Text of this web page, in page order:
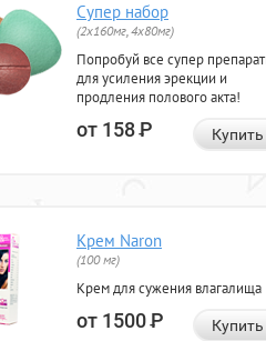
Супер набор
(2х160мг, 4х80мг)
Попробуй все супер
для усиления эрекции и
продления полового акта!
от 158Р Купить
Крем Naron
(100 мг)
Крем для сужения влагалища
от 1500Р Купить